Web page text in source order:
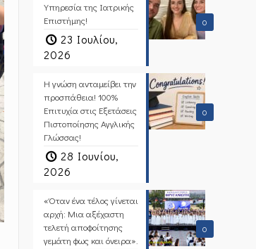
0
Υπηρεσία της Ιατρικής
Επιστήμης!
23 Ιουλίου,
2026
0
Η γνώση ανταμείβει την
προσπάθεια! 100%
Επιτυχία στις Εξετάσεις
Πιστοποίησης Αγγλικής
Γλώσσας!
28 Ιουνίου,
2026
0
«Όταν ένα τέλος γίνεται
αρχή: Μια αξέχαστη
τελετή αποφοίτησης
γεμάτη φως και όνειρα».